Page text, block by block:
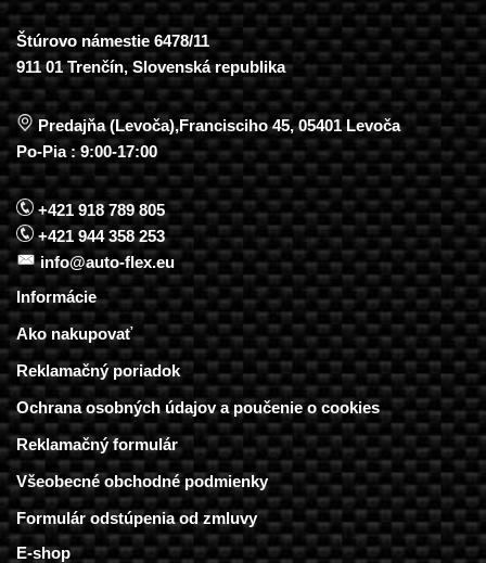
Štúrovo námestie 6478/11
911 01 Trenčín, Slovenská republika
Predajňa (Levoča),Francisciho 45, 05401 Levoča
Po-Pia : 9:00-17:00
+421 918 789 805
+421 944 358 253
info@auto-flex.eu
Informácie
Ako nakupovať
Reklamačný poriadok
Ochrana osobných údajov a poučenie o cookies
Reklamačný formulár
Všeobecné obchodné podmienky
Formulár odstúpenia od zmluvy
E-shop